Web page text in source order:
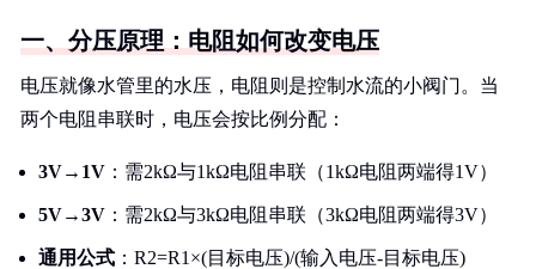
一、分压原理：电阻如何改变电压
电压就像水管里的水压，电阻则是控制水流的小阀门。当
两个电阻串联时，电压会按比例分配：
3V→1V ：需2kΩ与1kΩ电阻串联（1kΩ电阻两端得1V）
5V→3V ：需2kΩ与3kΩ电阻串联（3kΩ电阻两端得3V）
通用公式 ：R2=R1×(目标电压)/(输入电压-目标电压)